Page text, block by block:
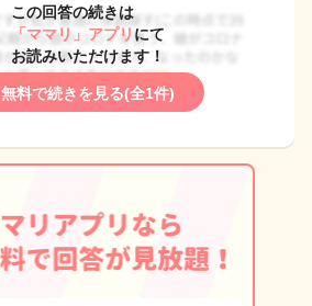
この回答の続きは
「ママリ」アプリ にて
お読みいただけます！
無料で続きを見る(全1件)